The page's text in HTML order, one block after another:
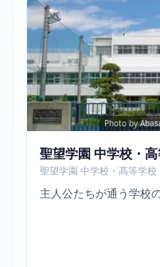
Photo by
聖望学園 中学校・
聖望学園 中学校・高等学校
主人公たちが通う学校